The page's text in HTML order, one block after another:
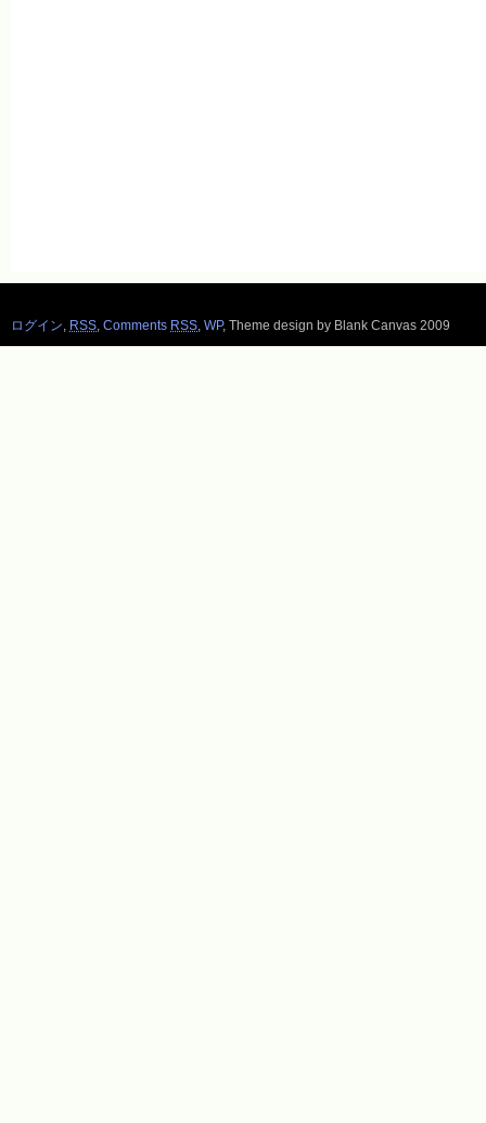
ログイン RSS Comments RSS WP, Theme design by Blank Canvas 2009